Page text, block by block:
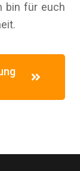
bin für euch